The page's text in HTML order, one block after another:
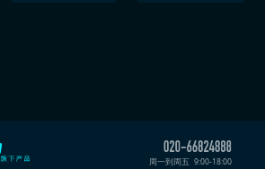
周一到周五 9:00-18:00